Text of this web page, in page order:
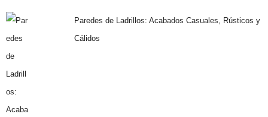
Paredes de Ladrillos: Acabados Casuales, Rústicos y
Cálidos